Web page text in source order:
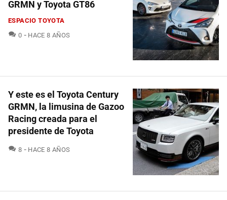
GRMN y Toyota GT86
ESPACIO TOYOTA
0 COMENTARIOS
HACE 8 AÑOS
Y este es el Toyota Century
GRMN, la limusina de Gazoo
Racing creada para el
presidente de Toyota
8 COMENTARIOS
HACE 8 AÑOS